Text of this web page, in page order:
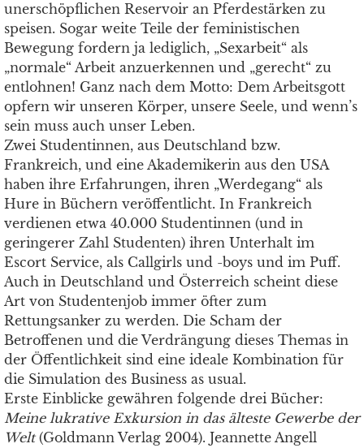
unerschöpflichen Reservoir an Pferdestärken zu
speisen. Sogar weite Teile der feministischen
Bewegung fordern ja lediglich, „Sexarbeit“ als
„normale“ Arbeit anzuerkennen und „gerecht“ zu
entlohnen! Ganz nach dem Motto: Dem Arbeitsgott
opfern wir unseren Körper, unsere Seele, und wenn’s
sein muss auch unser Leben.
Zwei Studentinnen, aus Deutschland bzw.
Frankreich, und eine Akademikerin aus den USA
haben ihre Erfahrungen, ihren „Werdegang“ als
Hure in Büchern veröffentlicht. In Frankreich
verdienen etwa 40.000 Studentinnen (und in
geringerer Zahl Studenten) ihren Unterhalt im
Escort Service, als Callgirls und -boys und im Puff.
Auch in Deutschland und Österreich scheint diese
Art von Studentenjob immer öfter zum
Rettungsanker zu werden. Die Scham der
Betroffenen und die Verdrängung dieses Themas in
der Öffentlichkeit sind eine ideale Kombination für
die Simulation des Business as usual.
Erste Einblicke gewähren folgende drei Bücher:
Meine lukrative Exkursion in das älteste Gewerbe der
Welt(Goldmann Verlag 2004). Jeannette Angell